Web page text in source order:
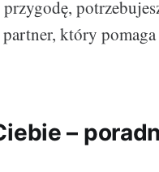
który
–